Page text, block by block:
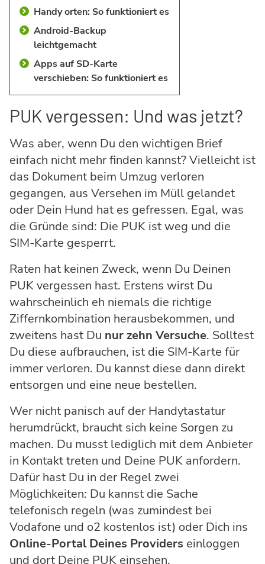
Handy orten: So funktioniert es
Android-Backup
leichtgemacht
Apps auf SD-Karte
verschieben: So funktioniert es
PUK vergessen: Und was jetzt?
Was aber, wenn Du den wichtigen Brief
einfach nicht mehr finden kannst? Vielleicht ist
das Dokument beim Umzug verloren
gegangen, aus Versehen im Müll gelandet
oder Dein Hund hat es gefressen. Egal, was
die Gründe sind: Die PUK ist weg und die
SIM-Karte gesperrt.
Raten hat keinen Zweck, wenn Du Deinen
PUK vergessen hast. Erstens wirst Du
wahrscheinlich eh niemals die richtige
Ziffernkombination herausbekommen, und
zweitens hast Du nur zehn Versuche. Solltest
Du diese aufbrauchen, ist die SIM-Karte für
immer verloren. Du kannst diese dann direkt
entsorgen und eine neue bestellen.
Wer nicht panisch auf der Handytastatur
herumdrückt, braucht sich keine Sorgen zu
machen. Du musst lediglich mit dem Anbieter
in Kontakt treten und Deine PUK anfordern.
Dafür hast Du in der Regel zwei
Möglichkeiten: Du kannst die Sache
telefonisch regeln (was zumindest bei
Vodafone und o2 kostenlos ist) oder Dich ins
Online-Portal Deines Providers einloggen
und dort Deine PUK einsehen.